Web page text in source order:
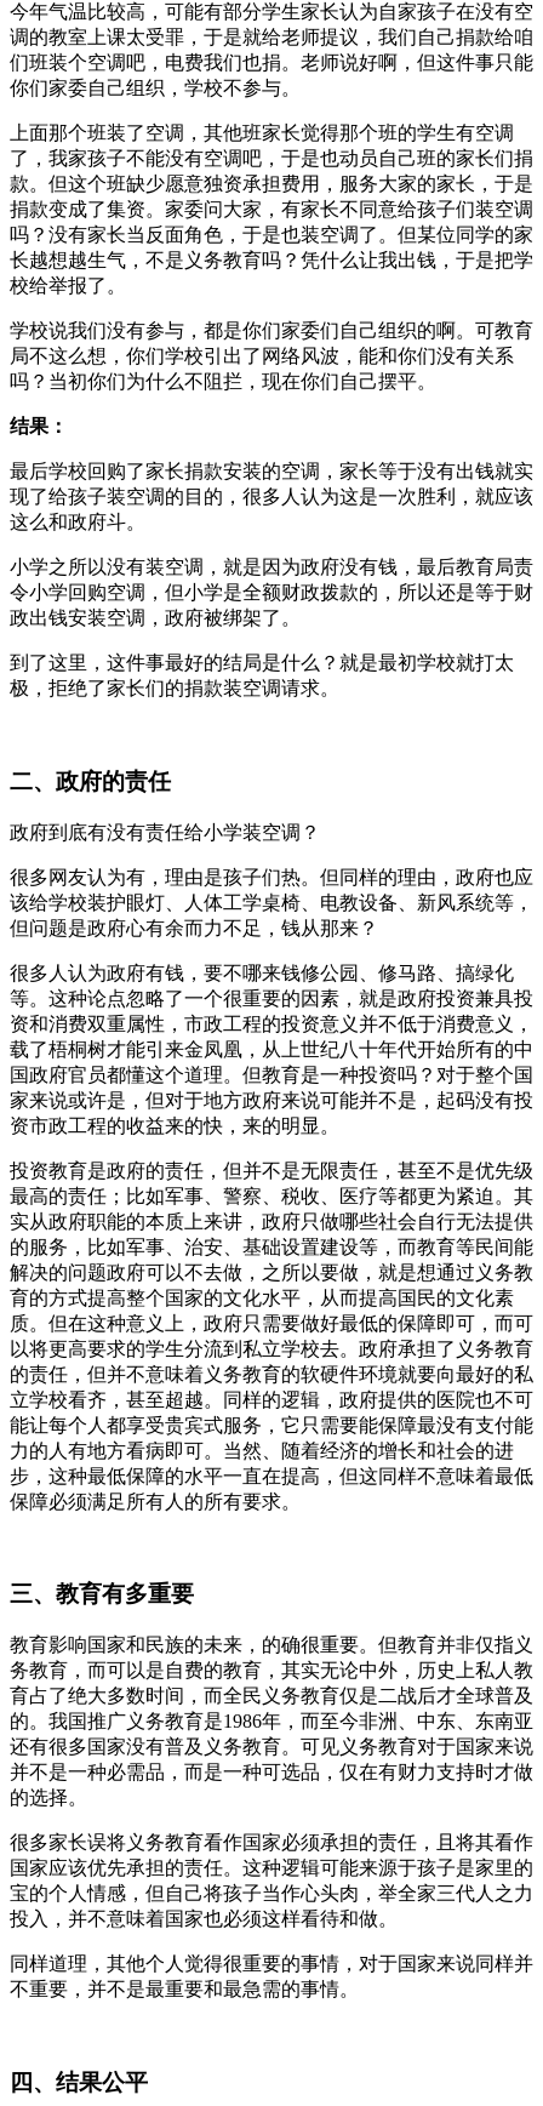
今年气温比较高，可能有部分学生家长认为自家孩子在没有空
调的教室上课太受罪，于是就给老师提议，我们自己捐款给咱
们班装个空调吧，电费我们也捐。老师说好啊，但这件事只能
你们家委自己组织，学校不参与。
上面那个班装了空调，其他班家长觉得那个班的学生有空调
了，我家孩子不能没有空调吧，于是也动员自己班的家长们捐
款。但这个班缺少愿意独资承担费用，服务大家的家长，于是
捐款变成了集资。家委问大家，有家长不同意给孩子们装空调
吗？没有家长当反面角色，于是也装空调了。但某位同学的家
长越想越生气，不是义务教育吗？凭什么让我出钱，于是把学
校给举报了。
学校说我们没有参与，都是你们家委们自己组织的啊。可教育
局不这么想，你们学校引出了网络风波，能和你们没有关系
吗？当初你们为什么不阻拦，现在你们自己摆平。
结果：
最后学校回购了家长捐款安装的空调，家长等于没有出钱就实
现了给孩子装空调的目的，很多人认为这是一次胜利，就应该
这么和政府斗。
小学之所以没有装空调，就是因为政府没有钱，最后教育局责
令小学回购空调，但小学是全额财政拨款的，所以还是等于财
政出钱安装空调，政府被绑架了。
到了这里，这件事最好的结局是什么？就是最初学校就打太
极，拒绝了家长们的捐款装空调请求。
二、政府的责任
政府到底有没有责任给小学装空调？
很多网友认为有，理由是孩子们热。但同样的理由，政府也应
该给学校装护眼灯、人体工学桌椅、电教设备、新风系统等，
但问题是政府心有余而力不足，钱从那来？
很多人认为政府有钱，要不哪来钱修公园、修马路、搞绿化
等。这种论点忽略了一个很重要的因素，就是政府投资兼具投
资和消费双重属性，市政工程的投资意义并不低于消费意义，
载了梧桐树才能引来金凤凰，从上世纪八十年代开始所有的中
国政府官员都懂这个道理。但教育是一种投资吗？对于整个国
家来说或许是，但对于地方政府来说可能并不是，起码没有投
资市政工程的收益来的快，来的明显。
投资教育是政府的责任，但并不是无限责任，甚至不是优先级
最高的责任；比如军事、警察、税收、医疗等都更为紧迫。其
实从政府职能的本质上来讲，政府只做哪些社会自行无法提供
的服务，比如军事、治安、基础设置建设等，而教育等民间能
解决的问题政府可以不去做，之所以要做，就是想通过义务教
育的方式提高整个国家的文化水平，从而提高国民的文化素
质。但在这种意义上，政府只需要做好最低的保障即可，而可
以将更高要求的学生分流到私立学校去。政府承担了义务教育
的责任，但并不意味着义务教育的软硬件环境就要向最好的私
立学校看齐，甚至超越。同样的逻辑，政府提供的医院也不可
能让每个人都享受贵宾式服务，它只需要能保障最没有支付能
力的人有地方看病即可。当然、随着经济的增长和社会的进
步，这种最低保障的水平一直在提高，但这同样不意味着最低
保障必须满足所有人的所有要求。
三、教育有多重要
教育影响国家和民族的未来，的确很重要。但教育并非仅指义
务教育，而可以是自费的教育，其实无论中外，历史上私人教
育占了绝大多数时间，而全民义务教育仅是二战后才全球普及
的。我国推广义务教育是1986年，而至今非洲、中东、东南亚
还有很多国家没有普及义务教育。可见义务教育对于国家来说
并不是一种必需品，而是一种可选品，仅在有财力支持时才做
的选择。
很多家长误将义务教育看作国家必须承担的责任，且将其看作
国家应该优先承担的责任。这种逻辑可能来源于孩子是家里的
宝的个人情感，但自己将孩子当作心头肉，举全家三代人之力
投入，并不意味着国家也必须这样看待和做。
同样道理，其他个人觉得很重要的事情，对于国家来说同样并
不重要，并不是最重要和最急需的事情。
四、结果公平